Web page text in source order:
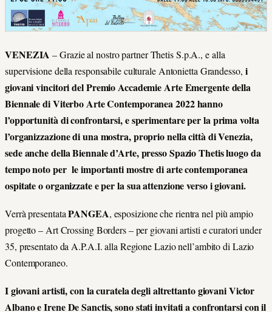
VENEZIA– Grazie al nostro partner Thetis S.p.A., e alla
supervisione della responsabile culturale Antonietta Grandesso, i
giovani vincitori del Premio Accademie Arte Emergente della
Biennale di Viterbo Arte Contemporanea 2022 hanno
l’opportunità di confrontarsi, e sperimentare per la prima volta
l’organizzazione di una mostra, proprio nella città di Venezia,
sede anche della Biennale d’Arte, presso Spazio Thetis luogo da
tempo noto per le importanti mostre di arte contemporanea
ospitate o organizzate e per la sua attenzione verso i giovani.
Verrà presentataPANGEA, esposizione che rientra nel più ampio
progetto – Art Crossing Borders – per giovani artisti e curatori under
35, presentato da A.P.A.I. alla Regione Lazio nell’ambito di Lazio
Contemporaneo.
I giovani artisti, con la curatela degli altrettanto giovani Victor
Albano e Irene De Sanctis, sono stati invitati a confrontarsi con il